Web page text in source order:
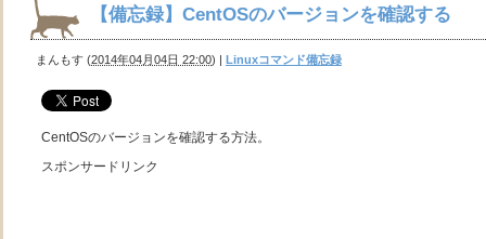
【備忘録】CentOSのバージョンを確認する
まんもす (2014年04月04日 22:00) | Linuxコマンド備忘録
CentOSのバージョンを確認する方法。
スポンサードリンク